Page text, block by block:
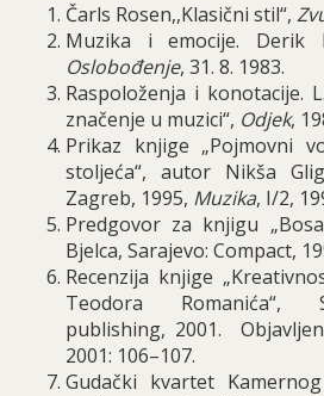
Čarls Rosen,,Klasični stil“,
Muzika i emocije. Derik
Oslobođenje, 31. 8. 1983.
Raspoloženja i konotacije.
značenje u muzici“, Odjek,
Prikaz knjige „Pojmovni
stoljeća“, autor Nikša
Zagreb, 1995, Muzika, I/2,
Predgovor za knjigu
Bjelca, Sarajevo: Compact,
Recenzija knjige
Teodora Romanića“,
publishing, 2001.
2001: 106–107.
Gudački kvartet